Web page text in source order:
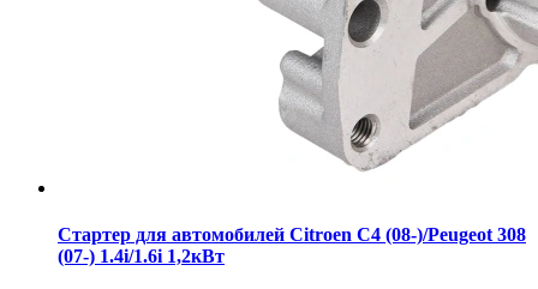
Стартер для автомобилей Citroen C4 (08-)/Peugeot 308
(07-) 1.4i/1.6i 1,2кВт